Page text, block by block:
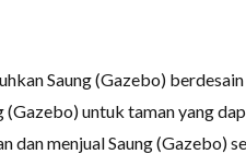
Saung (Gazebo)
(Gazebo) untuk taman yang
dan menjual Saung (Gazebo)